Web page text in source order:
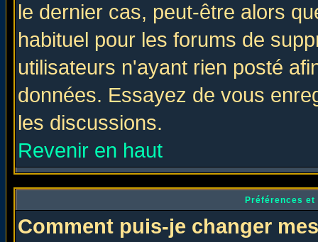
le dernier cas, peut-être alors
habituel pour les forums de
utilisateurs n'ayant rien posté
données. Essayez de vous
les discussions.
Revenir en haut
Préférences
Comment puis-je changer